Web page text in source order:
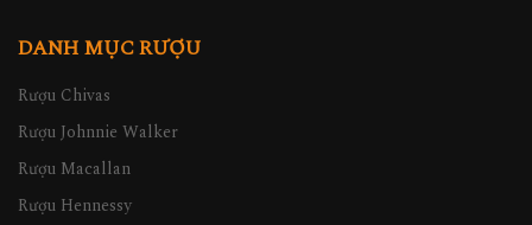
DANH MỤC RƯỢU
Rượu Chivas
Rượu Johnnie Walker
Rượu Macallan
Rượu Hennessy